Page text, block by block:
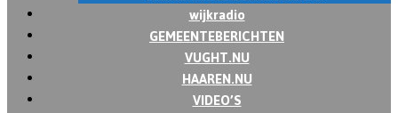
wijkradio
GEMEENTEBERICHTEN
VUGHT.NU
HAAREN.NU
VIDEO’S